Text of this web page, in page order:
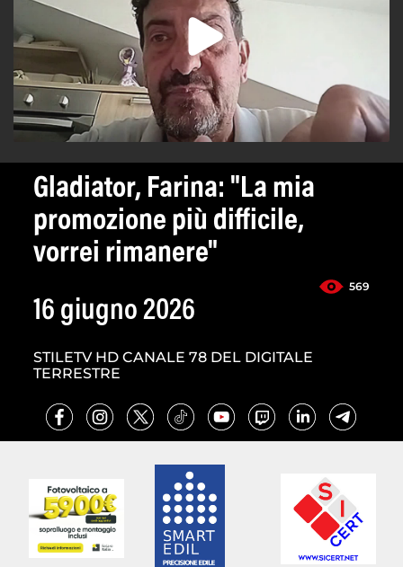
Gladiator, Farina: "La mia
promozione più difficile,
vorrei rimanere"
569
16 giugno 2026
STILETV HD CANALE 78 DEL DIGITALE
TERRESTRE